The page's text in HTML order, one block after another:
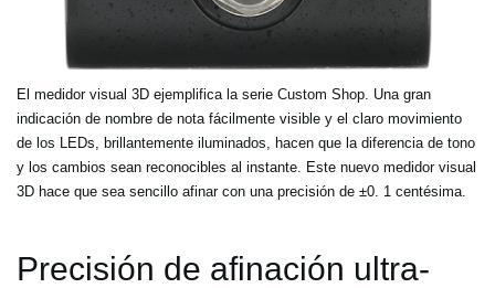
El medidor visual 3D ejemplifica la serie Custom Shop. Una gran
indicación de nombre de nota fácilmente visible y el claro movimiento
de los LEDs, brillantemente iluminados, hacen que la diferencia de tono
y los cambios sean reconocibles al instante. Este nuevo medidor visual
3D hace que sea sencillo afinar con una precisión de ±0. 1 centésima.
Precisión de afinación ultra-